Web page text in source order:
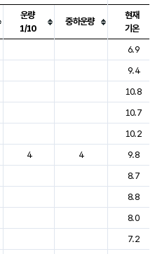
, 강수, 바람, 기압등을 안내한 표입
운량
1/10
중하운량
현재
기온
6.9
9.4
10.8
10.7
10.2
4 4
9.8
8.7
8.8
8.0
7.2